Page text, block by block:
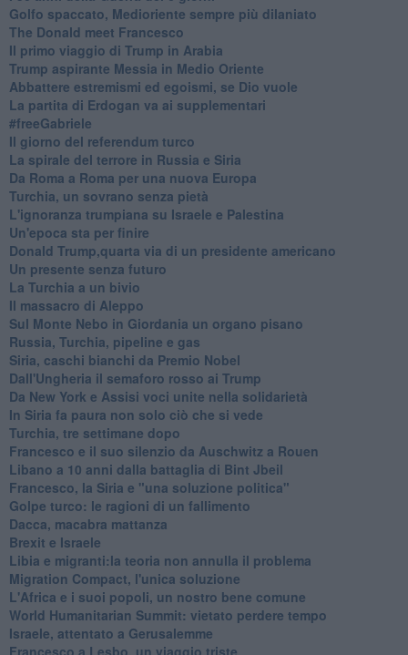
Golfo spaccato, Medioriente sempre più dilaniato
The Donald meet Francesco
Il primo viaggio di Trump in Arabia
Trump aspirante Messia in Medio Oriente
Abbattere estremismi ed egoismi, se Dio vuole
La partita di Erdogan va ai supplementari
#freeGabriele
Il giorno del referendum turco
La spirale del terrore in Russia e Siria
Da Roma a Roma per una nuova Europa
Turchia, un sovrano senza pietà
L'ignoranza trumpiana su Israele e Palestina
Un'epoca sta per finire
Donald Trump,quarta via di un presidente americano
Un presente senza futuro
La Turchia a un bivio
Il massacro di Aleppo
Sul Monte Nebo in Giordania un organo pisano
Russia, Turchia, pipeline e gas
Siria, caschi bianchi da Premio Nobel
Dall'Ungheria il semaforo rosso ai Trump
Da New York e Assisi voci unite nella solidarietà
In Siria fa paura non solo ciò che si vede
Turchia, tre settimane dopo
Francesco e il suo silenzio da Auschwitz a Rouen
Libano a 10 anni dalla battaglia di Bint Jbeil
Francesco, la Siria e "una soluzione politica"
Golpe turco: le ragioni di un fallimento
Dacca, macabra mattanza
Brexit e Israele
Libia e migranti:la teoria non annulla il problema
Migration Compact, l'unica soluzione
L'Africa e i suoi popoli, un nostro bene comune
World Humanitarian Summit: vietato perdere tempo
Israele, attentato a Gerusalemme
Francesco a Lesbo, un viaggio triste